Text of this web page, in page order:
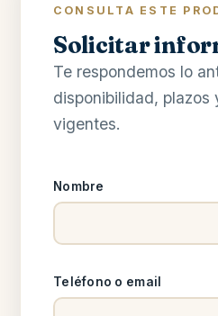
CONSULTA ESTE
Solicitar
Te respondemos lo
disponibilidad, plazos
vigentes.
Nombre
Teléfono o email